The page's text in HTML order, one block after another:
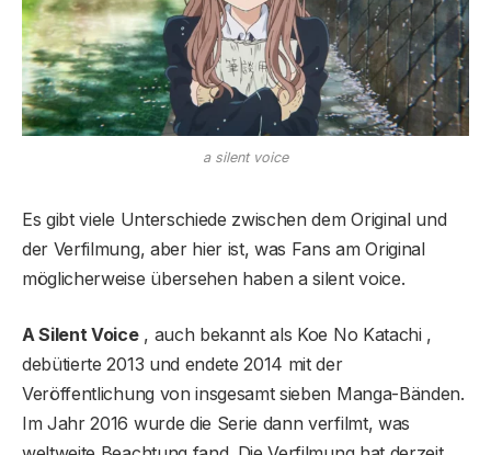
a silent voice
Es gibt viele Unterschiede zwischen dem Original und
der Verfilmung, aber hier ist, was Fans am Original
möglicherweise übersehen haben a silent voice.
A Silent Voice, auch bekannt als Koe No Katachi ,
debütierte 2013 und endete 2014 mit der
Veröffentlichung von insgesamt sieben Manga-Bänden.
Im Jahr 2016 wurde die Serie dann verfilmt, was